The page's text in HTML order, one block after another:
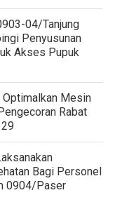
04/Tanjung
Penyusunan
Akses Pupuk
Optimalkan Mesin
Rabat
Bagi Personel
0904/Paser